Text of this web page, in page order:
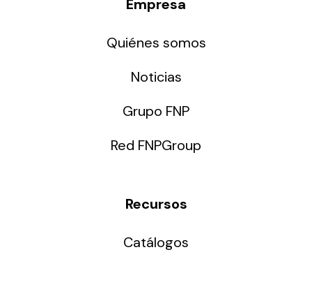
Empresa
Quiénes somos
Noticias
Grupo FNP
Red FNPGroup
Recursos
Catálogos